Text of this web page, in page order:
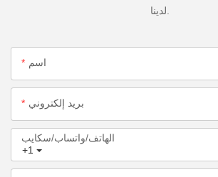
اسم
بريد إلكتروني
+1
الهاتف/واتساب/سكايب